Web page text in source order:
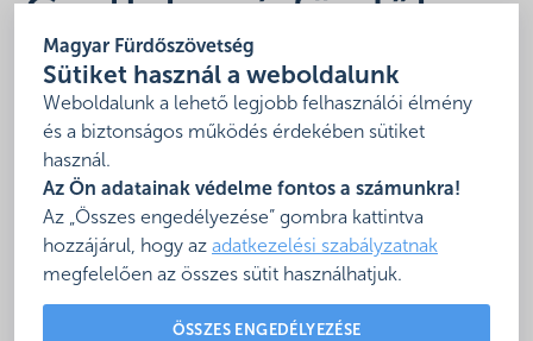
Magyar Fürdőszövetség
Sütiket használ a weboldalunk
Weboldalunk a lehető legjobb felhasználói élmény
és a biztonságos működés érdekében sütiket
használ.
Az Ön adatainak védelme fontos a számunkra!
Az „Összes engedélyezése” gombra kattintva
hozzájárul, hogy az adatkezelési szabályzatnak
megfelelően az összes sütit használhatjuk.
ÖSSZES ENGEDÉLYEZÉSE
Csatlakozó fürdők
2023.10.07 - 2023.10.08
Magyarország
A Magyar Fürdőszövetség immáron hatodik alkalommal
rendezi meg a
Időpont: 2023. október 7-8.
A hétvége során a csatlakozó fürdők szabadon
szervezhetnek a szaunázáshoz kapcsolódó
programokat, illetve különleges, szaunamester által